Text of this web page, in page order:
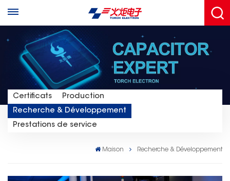
Certificats
Production
Recherche & Développement
Prestations de service
Maison Recherche & Développement